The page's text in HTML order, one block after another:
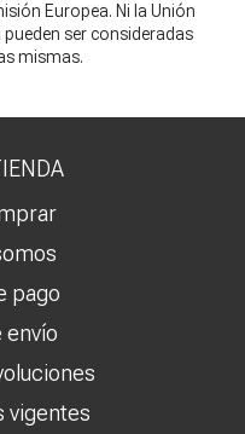
Europea. Ni la Unión
ser consideradas
mismas.
pago
envío
vigentes